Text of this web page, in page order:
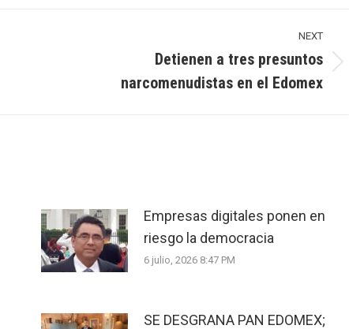
NEXT
Detienen a tres presuntos
narcomenudistas en el Edomex
Empresas digitales ponen en
riesgo la democracia
6 julio, 2026 8:47 PM
SE DESGRANA PAN EDOMEX;